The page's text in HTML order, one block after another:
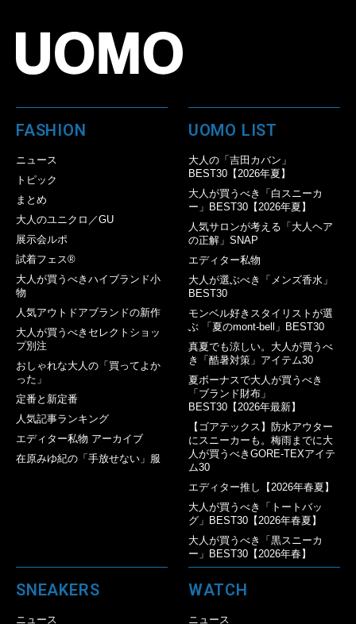
FASHION
ニュース
トピック
まとめ
大人のユニクロ／GU
展示会ルポ
試着フェス®︎
大人が買うべきハイブランド小
物
人気アウトドアブランドの新作
大人が買うべきセレクトショッ
プ別注
おしゃれな大人の「買ってよか
った」
定番と新定番
人気記事ランキング
エディター私物 アーカイブ
在原みゆ紀の「手放せない」服
UOMO LIST
大人の「吉田カバン」
BEST30【2026年夏】
大人が買うべき「白スニーカ
ー」BEST30【2026年夏】
人気サロンが考える「大人ヘア
の正解」SNAP
エディター私物
大人が選ぶべき「メンズ香水」
BEST30
モンベル好きスタイリストが選
ぶ 「夏のmont-bell」BEST30
真夏でも涼しい。大人が買うべ
き「酷暑対策」アイテム30
夏ボーナスで大人が買うべき
「ブランド財布」
BEST30【2026年最新】
【ゴアテックス】防水アウター
にスニーカーも。梅雨までに大
人が買うべきGORE-TEXアイテ
ム30
エディター推し【2026年春夏】
大人が買うべき「トートバッ
グ」BEST30【2026年春夏】
大人が買うべき「黒スニーカ
ー」BEST30【2026年春】
SNEAKERS
ニュース
WATCH
ニュース